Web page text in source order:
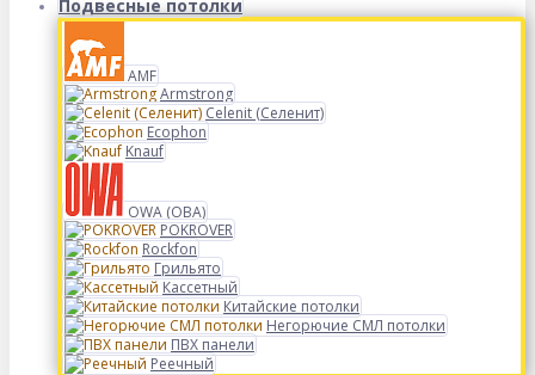
Подвесные потолки
AMF
Armstrong
Celenit (Селенит)
Ecophon
Knauf
OWA (ОВА)
POKROVER
Rockfon
Грильято
Кассетный
Китайские потолки
Негорючие СМЛ потолки
ПВХ панели
Реечный